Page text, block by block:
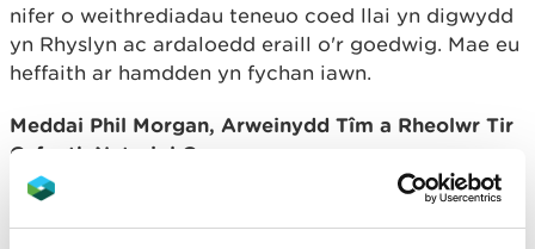
nifer o weithrediadau teneuo coed llai yn digwydd
yn Rhyslyn ac ardaloedd eraill o'r goedwig. Mae eu
heffaith ar hamdden yn fychan iawn.
Meddai Phil Morgan, Arweinydd Tîm a Rheolwr Tir
Cyfoeth Naturiol Cymru:
gymuned yn ystod y cyfnod heriol hwn. Ein